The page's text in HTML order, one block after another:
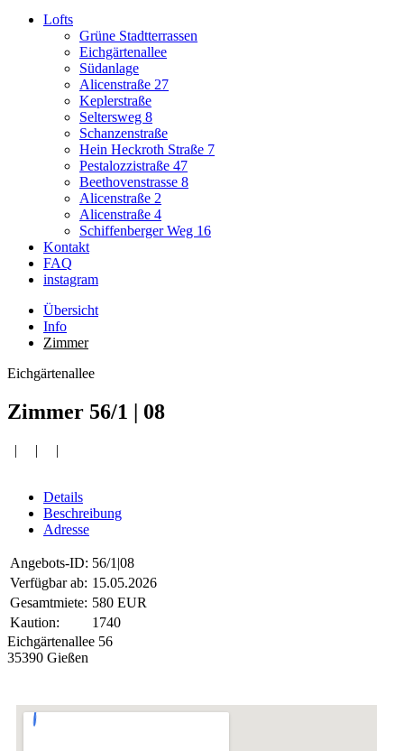
Lofts
Grüne Stadtterrassen
Eichgärtenallee
Südanlage
Alicenstraße 27
Keplerstraße
Seltersweg 8
Schanzenstraße
Hein Heckroth Straße 7
Pestalozzistraße 47
Beethovenstrasse 8
Alicenstraße 2
Alicenstraße 4
Schiffenberger Weg 16
Kontakt
FAQ
instagram
Übersicht
Info
Zimmer
Eichgärtenallee
Zimmer 56/1 | 08
| | |
Details
Beschreibung
Adresse
Angebots-ID: 56/1|08
Verfügbar ab: 15.05.2026
Gesamtmiete: 580 EUR
Kaution:
1740
Eichgärtenallee 56
35390 Gießen